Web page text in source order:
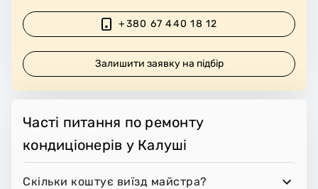
+380 67 440 18 12
Залишити заявку на підбір
Часті питання по ремонту
кондиціонерів у Калуші
Скільки коштує виїзд майстра?